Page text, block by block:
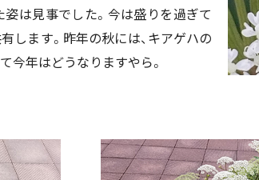
は見事でした。今は盛りを過ぎて
します。昨年の秋には、キアゲハの
今年はどうなりますやら。